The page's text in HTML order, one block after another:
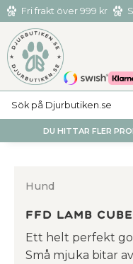
Meny
Fri frakt över 999 kr
Hämta och returnera i
DU HITTAR FLER
Hund
FFD Lamb
Ett helt perfekt
Små mjuka bitar